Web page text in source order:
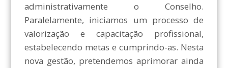
administrativamente o Conselho.
Paralelamente, iniciamos um processo de
valorização e capacitação profissional,
estabelecendo metas e cumprindo-as. Nesta
nova gestão, pretendemos aprimorar ainda